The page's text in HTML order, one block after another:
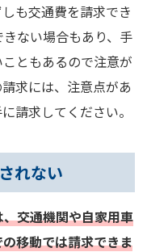
も交通費を請求でき
ない場合もあり、手
ともあるので注意が
求には、注意点があ
請求してください。
れない
交通機関や自家用車
移動では請求できま